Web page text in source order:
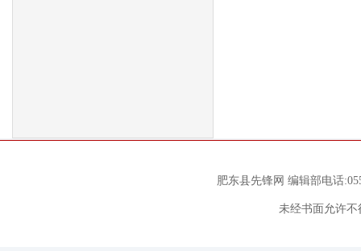
肥东县先锋网 编辑部电话
未经书面允许不